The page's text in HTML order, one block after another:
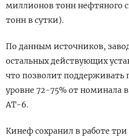
миллионов тонн нефтяного
тонн в сутки).
По данным источников,
остальных действующих
что позволит поддерживать
уровне 72-75% от номинала
АТ-6.
Кинеф сохранил в работе